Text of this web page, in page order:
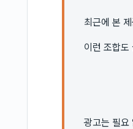
최근에 본
이런 조합도
광고는 필요